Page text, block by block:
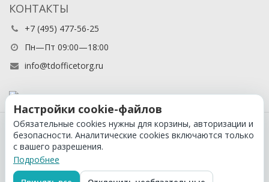
КОНТАКТЫ
+7 (495) 477-56-25
Пн—Пт 09:00—18:00
info@tdofficetorg.ru
© 2026 Официальный партнер Cactus в России
Настройки cookie-файлов
Обязательные cookies нужны для корзины, авторизации и
безопасности. Аналитические cookies включаются только
с вашего разрешения.
Подробнее